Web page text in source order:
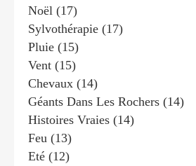
Noël (17)
Sylvothérapie (17)
Pluie (15)
Vent (15)
Chevaux (14)
Géants Dans Les Rochers (14)
Histoires Vraies (14)
Feu (13)
Eté (12)